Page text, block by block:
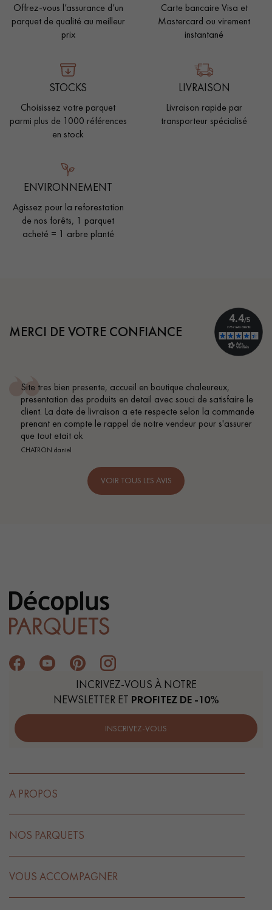
Offrez-vous l’assurance d’un
parquet de qualité au meilleur
prix
Carte bancaire Visa et
Mastercard ou virement
instantané
STOCKS
Choisissez votre parquet
parmi plus de 1000 références
en stock
LIVRAISON
Livraison rapide par
transporteur spécialisé
ENVIRONNEMENT
Agissez pour la reforestation
de nos forêts, 1 parquet
acheté = 1 arbre planté
MERCI DE VOTRE CONFIANCE
Conseil parfait, échanges fluides. Je recommande
BEILE FRANCK
VOIR TOUS LES AVIS
INCRIVEZ-VOUS À NOTRE
NEWSLETTER ET PROFITEZ DE -10%
INSCRIVEZ-VOUS
A PROPOS
NOS PARQUETS
VOUS ACCOMPAGNER